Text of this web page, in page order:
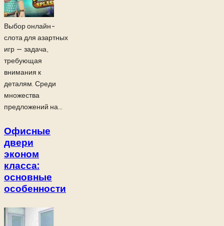
Выбор онлайн-
слота для азартных
игр — задача,
требующая
внимания к
деталям. Среди
множества
предложений на...
Офисные
двери
эконом
класса:
основные
особенности